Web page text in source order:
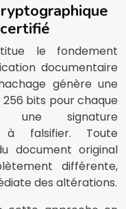
le fondement
documentaire
génère une
bits pour chaque
une signature
à falsifier. Toute
document original
différente,
des altérations.